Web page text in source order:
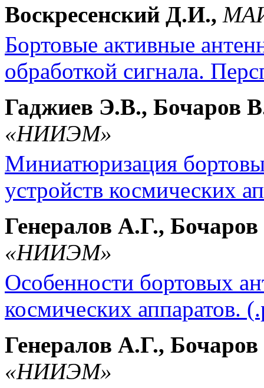
Воскресенский Д.И.,
Бортовые активные
обработкой сигнала.
Гаджиев Э.В., Бочаров
«НИИЭМ»
Миниатюризация
устройств космических
Генералов А.Г.,
«НИИЭМ»
Особенности бортовых
космических аппаратов.
Генералов А.Г.,
«НИИЭМ»